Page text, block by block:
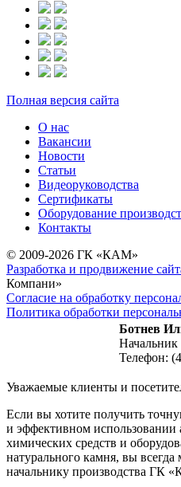
Полная версия сайта
О нас
Вакансии
Новости
Статьи
Видеоруководства
Сертификаты
Оборудование
Контакты
© 2009-2026 ГК «КАМ»
Разработка и продвижение
Компани»
Согласие на обработку
Политика обработки
Ботнев
Телефон:
Уважаемые клиенты и
Если вы хотите получить
и эффективном использовании
химических средств и
натурального камня, вы
начальнику производства ГК